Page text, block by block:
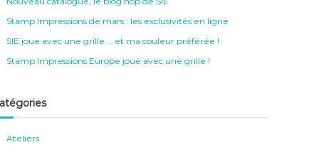
Stamp Impressions de mars : les exclusivités en ligne
SIE joue avec une grille … et ma couleur préférée !
Stamp Impressions Europe joue avec une grille !
Ateliers